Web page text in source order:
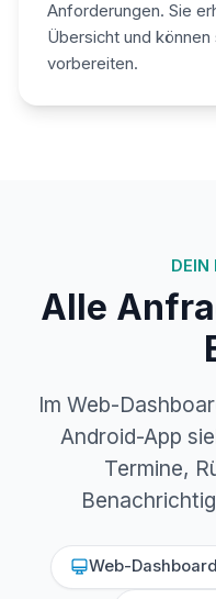
Anforderungen. Sie
Übersicht und
vorbereiten.
DEIN
Alle
Im Web-
Android-App
Termine,
Web-Dashboard